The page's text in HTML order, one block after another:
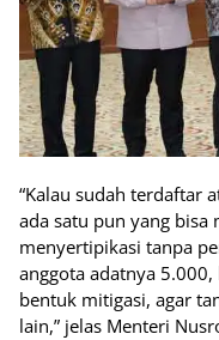
“Kalau sudah terdaftar
ada satu pun yang
menyertipikasi tanpa
anggota adatnya
bentuk mitigasi, agar
lain,” jelas Menteri